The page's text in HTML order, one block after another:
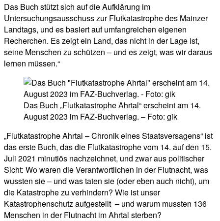
Das Buch stützt sich auf die Aufklärung im
Untersuchungsausschuss zur Flutkatastrophe des Mainzer
Landtags, und es basiert auf umfangreichen eigenen
Recherchen. Es zeigt ein Land, das nicht in der Lage ist,
seine Menschen zu schützen – und es zeigt, was wir daraus
lernen müssen.“
Das Buch „Flutkatastrophe Ahrtal“ erscheint am 14.
August 2023 im FAZ-Buchverlag. – Foto: gik
„Flutkatastrophe Ahrtal – Chronik eines Staatsversagens“ ist
das erste Buch, das die Flutkatastrophe vom 14. auf den 15.
Juli 2021 minutiös nachzeichnet, und zwar aus politischer
Sicht: Wo waren die Verantwortlichen in der Flutnacht, was
wussten sie – und was taten sie (oder eben auch nicht), um
die Katastrophe zu verhindern? Wie ist unser
Katastrophenschutz aufgestellt – und warum mussten 136
Menschen in der Flutnacht im Ahrtal sterben?